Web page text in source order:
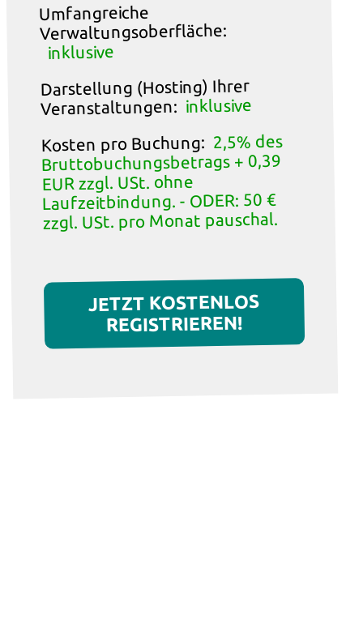
Umfangreiche
Verwaltungsoberfläche:
inklusive
Darstellung (Hosting) Ihrer
Veranstaltungen: inklusive
Kosten pro Buchung: 2,5% des
Bruttobuchungsbetrags + 0,39
EUR zzgl. USt. ohne
Laufzeitbindung. - ODER: 50 €
zzgl. USt. pro Monat pauschal.
JETZT KOSTENLOS
REGISTRIEREN!